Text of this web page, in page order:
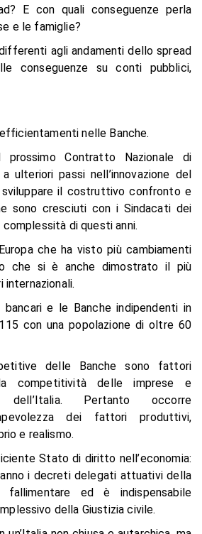
E con quali conseguenze perla
e le famiglie?
agli andamenti dello spread
conseguenze su conti pubblici,
nelle Banche.
prossimo Contratto Nazionale di
ulteriori passi nell’innovazione del
sviluppare il costruttivo confronto e
sono cresciuti con i Sindacati dei
di questi anni.
che ha visto più cambiamenti
che si è anche dimostrato il più
e le Banche indipendenti in
con una popolazione di oltre 60
delle Banche sono fattori
competitività delle imprese e
dell’Italia. Pertanto occorre
dei fattori produttivi,
e realismo.
Stato di diritto nell’economia:
i decreti delegati attuativi della
ed è indispensabile
della Giustizia civile.